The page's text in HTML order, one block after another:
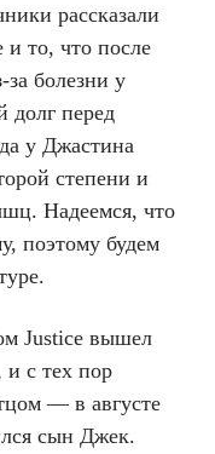
рассказали
и то, что после
болезни у
долг перед
у Джастина
степени и
Надеемся, что
поэтому будем
Justice вышел
и с тех пор
— в августе
сын Джек.